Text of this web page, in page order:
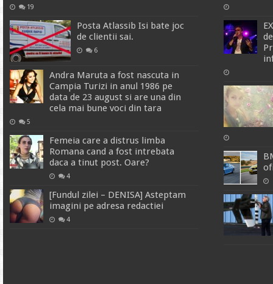
19
Posta Atlassib Isi bate joc
de clientii sai.
6
Andra Maruta a fost nascuta in
Campia Turizi in anul 1986 pe
data de 23 august si are una din
cela mai bune voci din tara
5
Femeia care a distrus limba
Romana cand a fost intrebata
daca a tinut post. Oare?
4
[Fundul zilei – DENISA] Asteptam
imagini pe adresa redactiei
4